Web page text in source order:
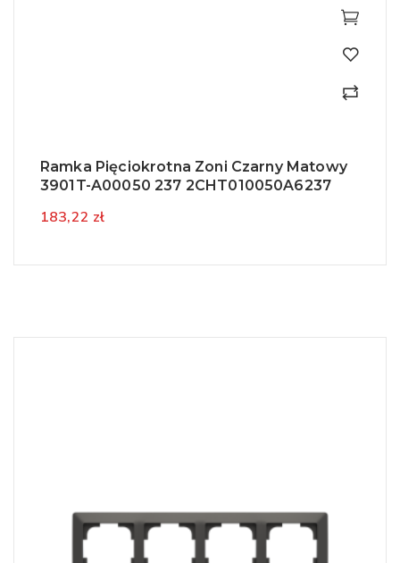
Ramka Pięciokrotna Zoni Czarny Matowy
3901T-A00050 237 2CHT010050A6237
183,22 zł